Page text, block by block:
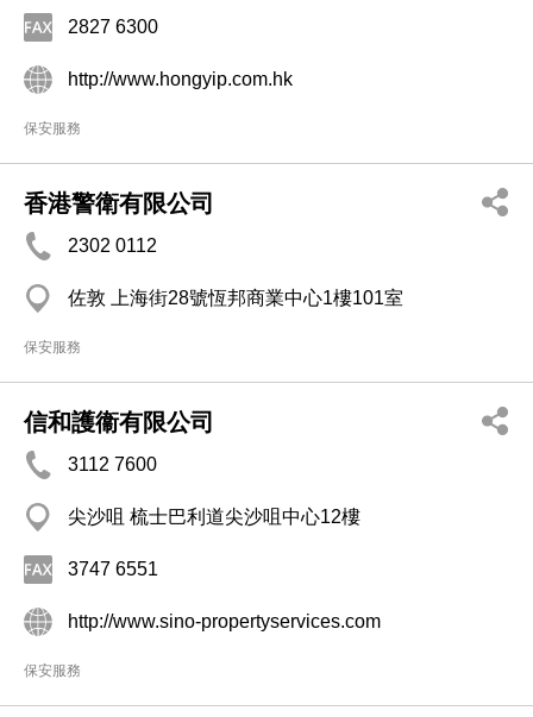
2827 6300
http://www.hongyip.com.hk
保安服務
香港警衛有限公司
2302 0112
佐敦 上海街28號恆邦商業中心1樓101室
保安服務
信和護衞有限公司
3112 7600
尖沙咀 梳士巴利道尖沙咀中心12樓
3747 6551
http://www.sino-propertyservices.com
保安服務